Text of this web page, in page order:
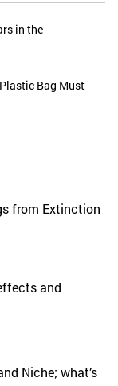
in the
Bag Must
from Extinction
and
Niche; what’s